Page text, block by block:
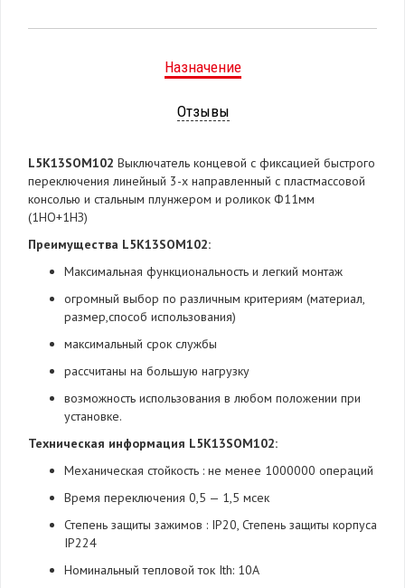
Назначение
Отзывы
L5K13SOM102 Выключатель концевой с фиксацией быстрого
переключения линейный 3-х направленный с пластмассовой
консолью и стальным плунжером и роликок Ф11мм
(1НО+1НЗ)
Преимущества L5K13SOM102:
Максимальная функциональность и легкий монтаж
огромный выбор по различным критериям (материал,
размер,способ использования)
максимальный срок службы
рассчитаны на большую нагрузку
возможность использования в любом положении при
установке.
Техническая информация L5K13SOM102:
Механическая стойкость : не менее 1000000 операций
Время переключения 0,5 — 1,5 мсек
Степень защиты зажимов : IP20, Степень защиты корпуса
IP224
Номинальный тепловой ток Ith: 10А